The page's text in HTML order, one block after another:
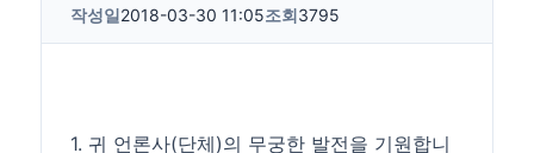
작성일2018-03-30 11:05조회3795
1. 귀 언론사(단체)의 무궁한 발전을 기원합니